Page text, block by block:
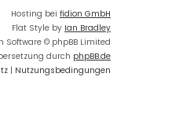
Hosting bei fidion GmbH
Flat Style by Ian Bradley
Software © phpBB Limited
durch phpBB.de
| Nutzungsbedingungen